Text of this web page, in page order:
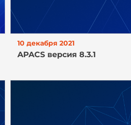
10 декабря 2021
APACS версия 8.3.1